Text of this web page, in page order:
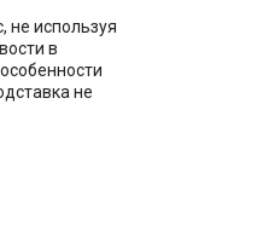
не используя
в
не